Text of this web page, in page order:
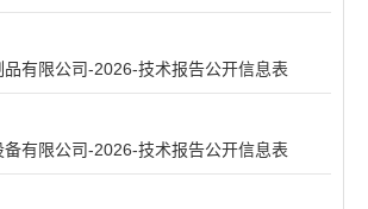
有限公司-2026-技术报告公开信息表
有限公司-2026-技术报告公开信息表